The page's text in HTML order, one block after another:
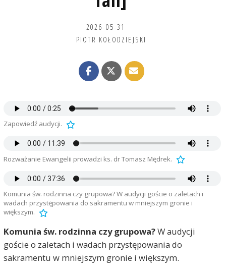
2026-05-31
PIOTR KOŁODZIEJSKI
Zapowiedź audycji.
Rozważanie Ewangelii prowadzi ks. dr Tomasz Mędrek.
Komunia św. rodzinna czy grupowa? W audycji goście o zaletach i
wadach przystępowania do sakramentu w mniejszym gronie i
większym.
Komunia św. rodzinna czy grupowa?W audycji
goście o zaletach i wadach przystępowania do
sakramentu w mniejszym gronie i większym.